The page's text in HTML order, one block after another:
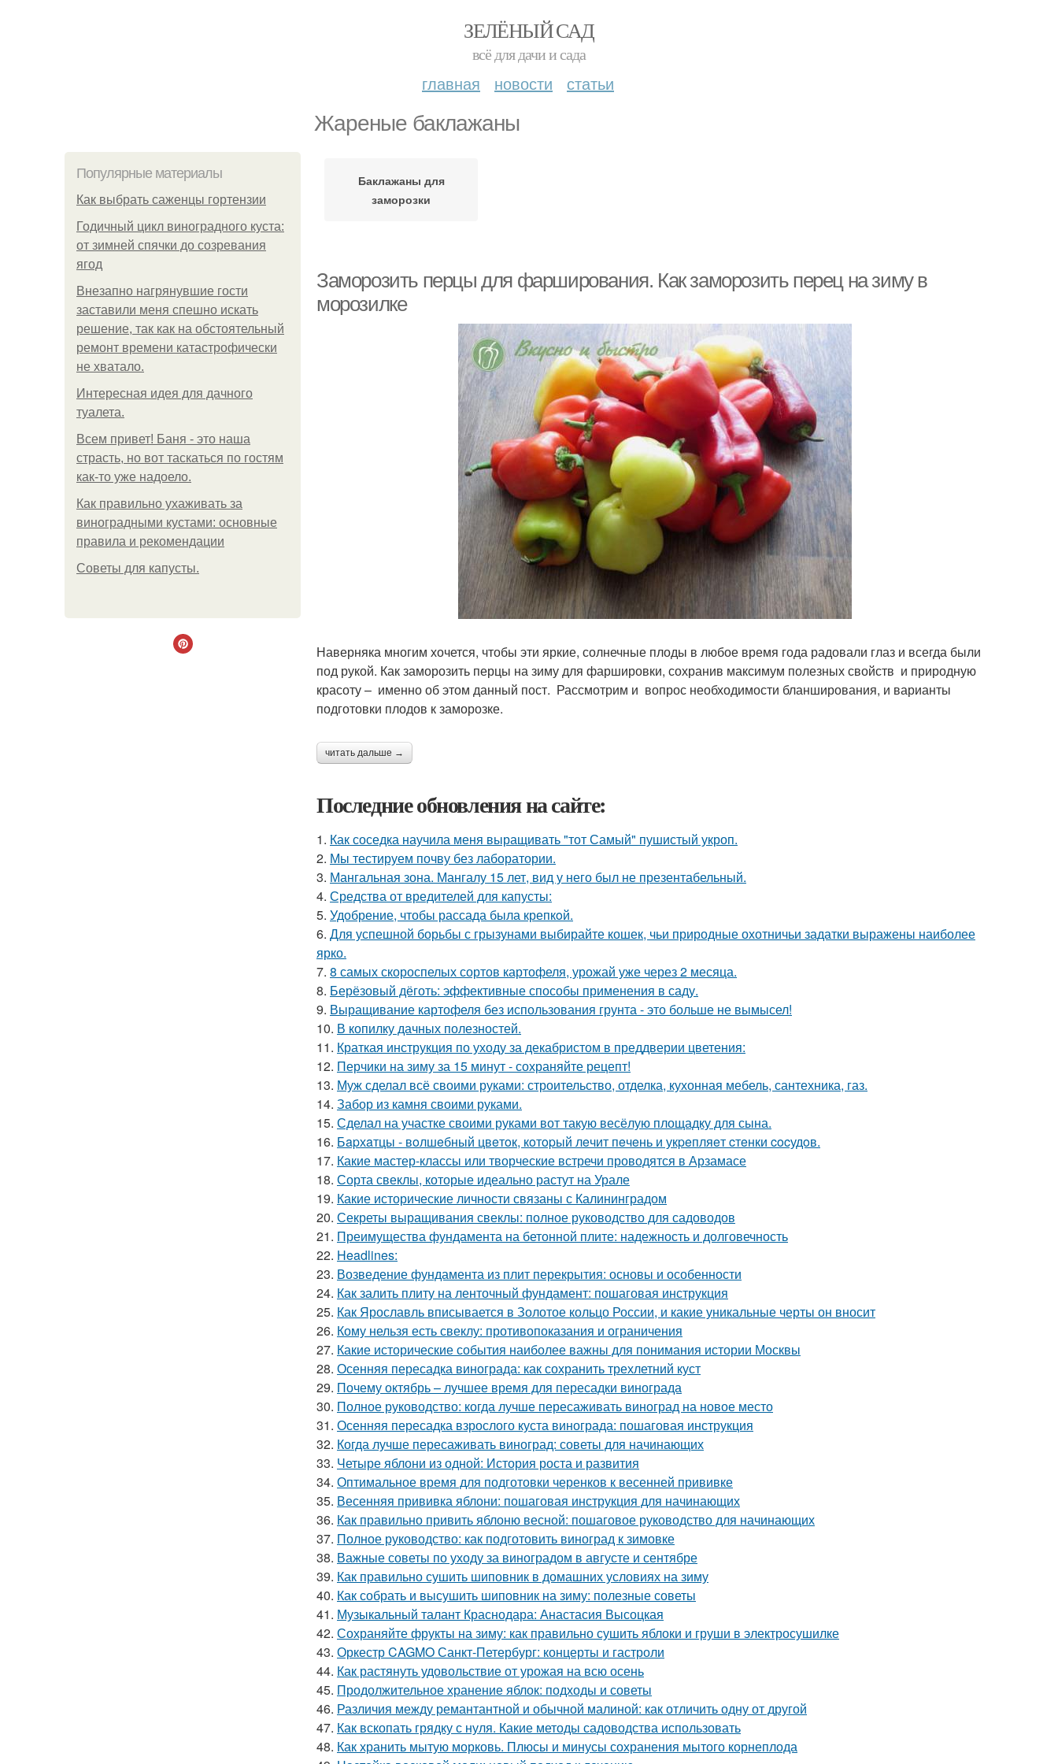
ЗЕЛЁНЫЙ САД
всё для дачи и сада
главная новости статьи
Жареные баклажаны
Популярные материалы
Как выбрать саженцы гортензии
Годичный цикл виноградного куста:
от зимней спячки до созревания
ягод
Внезапно нагрянувшие гости
заставили меня спешно искать
решение, так как на обстоятельный
ремонт времени катастрофически
не хватало.
Интересная идея для дачного
туалета.
Всем привет! Баня - это наша
страсть, но вот таскаться по гостям
как-то уже надоело.
Как правильно ухаживать за
виноградными кустами: основные
правила и рекомендации
Советы для капусты.
Баклажаны для
заморозки
Заморозить перцы для фарширования. Как заморозить перец на зиму в
морозилке
Наверняка многим хочется, чтобы эти яркие, солнечные плоды в любое время года радовали глаз и всегда были
под рукой. Как заморозить перцы на зиму для фаршировки, сохранив максимум полезных свойств и природную
красоту – именно об этом данный пост. Рассмотрим и вопрос необходимости бланширования, и варианты
подготовки плодов к заморозке.
читать дальше →
Последние обновления на сайте:
1. Как соседка научила меня выращивать "тот Самый" пушистый укроп.
2. Мы тестируем почву без лаборатории.
3. Мангальная зона. Мангалу 15 лет, вид у него был не презентабельный.
4. Средства от вредителей для капусты:
5. Удобрение, чтобы рассада была крепкoй.
6. Для успешной борьбы с грызунами выбирайте кошек, чьи природные охотничьи задатки выражены наиболее
ярко.
7. 8 самых скороспелых сортов картофеля, урожай уже через 2 месяца.
8. Берёзовый дёготь: эффективные способы применения в саду.
9. Выращивание картофеля без использования грунта - это больше не вымысел!
10. В копилку дачных полезностей.
11. Краткая инструкция по уходу за декабристом в преддверии цветения:
12. Перчики на зиму за 15 минут - сохраняйте рецепт!
13. Муж сделал всё своими руками: строительство, отделка, кухонная мебель, сантехника, газ.
14. Забор из камня своими руками.
15. Сделал на участке своими руками вот такую весёлую площадку для сына.
16. Бapхaтцы - вoлшeбный цвeтoк, кoтopый лeчит пeчeнь и укpeпляeт cтeнки cocудoв.
17. Какие мастер-классы или творческие встречи проводятся в Арзамасе
18. Сорта свеклы, которые идеально растут на Урале
19. Какие исторические личности связаны с Калининградом
20. Секреты выращивания свеклы: полное руководство для садоводов
21. Преимущества фундамента на бетонной плите: надежность и долговечность
22. Headlines:
23. Возведение фундамента из плит перекрытия: основы и особенности
24. Как залить плиту на ленточный фундамент: пошаговая инструкция
25. Как Ярославль вписывается в Золотое кольцо России, и какие уникальные черты он вносит
26. Кому нельзя есть свеклу: противопоказания и ограничения
27. Какие исторические события наиболее важны для понимания истории Москвы
28. Осенняя пересадка винограда: как сохранить трехлетний куст
29. Почему октябрь – лучшее время для пересадки винограда
30. Полное руководство: когда лучше пересаживать виноград на новое место
31. Осенняя пересадка взрослого куста винограда: пошаговая инструкция
32. Когда лучше пересаживать виноград: советы для начинающих
33. Четыре яблони из одной: История роста и развития
34. Оптимальное время для подготовки черенков к весенней прививке
35. Весенняя прививка яблони: пошаговая инструкция для начинающих
36. Как правильно привить яблоню весной: пошаговое руководство для начинающих
37. Полное руководство: как подготовить виноград к зимовке
38. Важные советы по уходу за виноградом в августе и сентябре
39. Как правильно сушить шиповник в домашних условиях на зиму
40. Как собрать и высушить шиповник на зиму: полезные советы
41. Музыкальный талант Краснодара: Анастасия Высоцкая
42. Сохраняйте фрукты на зиму: как правильно сушить яблоки и груши в электросушилке
43. Оркестр CAGMO Санкт-Петербург: концерты и гастроли
44. Как растянуть удовольствие от урожая на всю осень
45. Продолжительное хранение яблок: подходы и советы
46. Различия между ремантантной и обычной малиной: как отличить одну от другой
47. Как вскопать грядку с нуля. Какие методы садоводства использовать
48. Как хранить мытую морковь. Плюсы и минусы сохранения мытого корнеплода